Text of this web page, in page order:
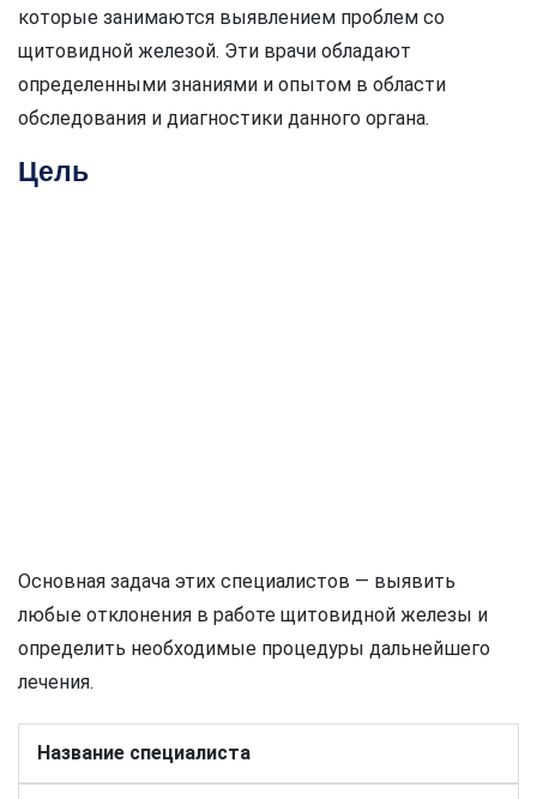
которые занимаются выявлением проблем со
щитовидной железой. Эти врачи обладают
определенными знаниями и опытом в области
обследования и диагностики данного органа.
Цель
Основная задача этих специалистов — выявить
любые отклонения в работе щитовидной железы и
определить необходимые процедуры дальнейшего
лечения.
Название специалиста